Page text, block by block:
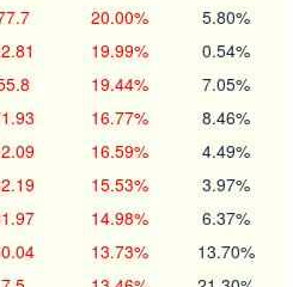
20.00% 5.80%
19.99% 0.54%
19.44% 7.05%
16.77% 8.46%
16.59% 4.49%
15.53% 3.97%
14.98% 6.37%
13.73% 13.70%